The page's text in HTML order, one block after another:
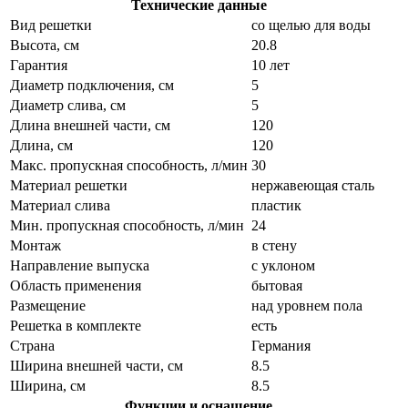
Технические данные
Вид решетки
со щелью для воды
Высота, см
20.8
Гарантия
10 лет
Диаметр подключения, см
5
Диаметр слива, см
5
Длина внешней части, см
120
Длина, см
120
Макс. пропускная способность, л/мин 30
Материал решетки
нержавеющая сталь
Материал слива
пластик
Мин. пропускная способность, л/мин 24
Монтаж
в стену
Направление выпуска
с уклоном
Область применения
бытовая
Размещение
над уровнем пола
Решетка в комплекте
есть
Страна
Германия
Ширина внешней части, см
8.5
Ширина, см
8.5